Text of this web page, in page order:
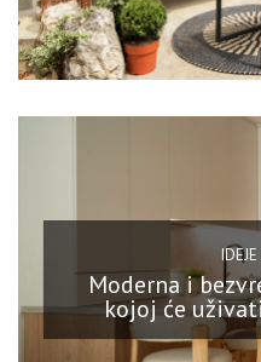
Moderna i
kojoj će